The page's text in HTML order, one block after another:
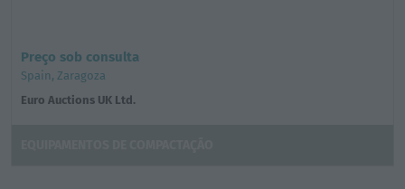
Preço sob consulta
Spain, Zaragoza
Euro Auctions UK Ltd.